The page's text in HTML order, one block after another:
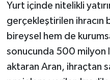
Yurt içinde nitelikli
gerçekleştirilen ihracın
bireysel hem de
sonucunda 500 milyon
aktaran Aran, ihraçtan